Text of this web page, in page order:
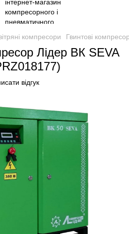
компресори Гвинтові
Лідер ВК SEVA
відгук